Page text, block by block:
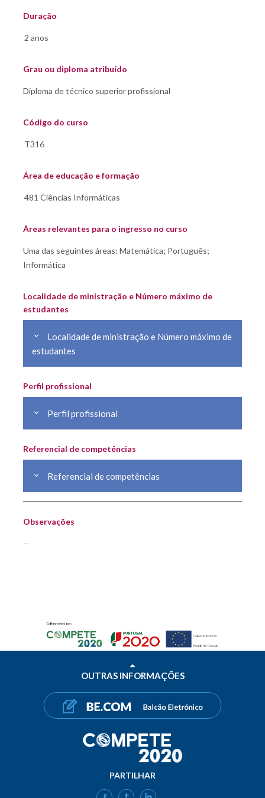
Duração
Grau ou diploma atribuído
Código do curso
Área de educação e formação
Áreas relevantes para o ingresso no curso
Uma das seguintes áreas: Matemática; Português;
Informática
Localidade de ministração e Número máximo de
estudantes
Localidade de ministração e Número máximo de
estudantes
Perfil profissional
Perfil profissional
Referencial de competências
Referencial de competências
Observações
--
OUTRAS INFORMAÇÕES
PARTILHAR
FACEBOOK
TWITTERLINKEDIN